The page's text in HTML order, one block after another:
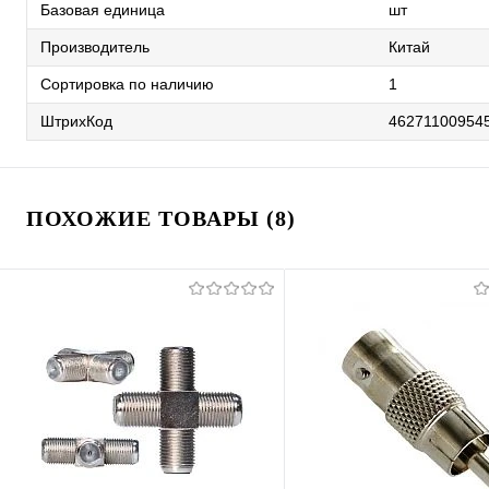
Базовая единица шт
Производитель Китай
Сортировка по наличию 1
ШтрихКод
ПОХОЖИЕ ТОВАРЫ (8)